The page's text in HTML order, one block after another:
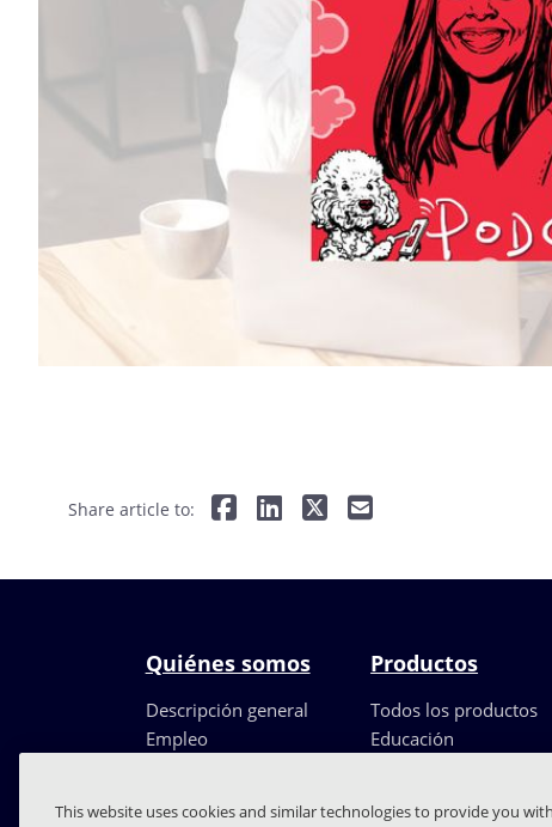
Share article to:
Quiénes somos
Descripción general
Empleo
Productos
Todos los productos
Educación
This website uses cookies and similar technologies to provide you